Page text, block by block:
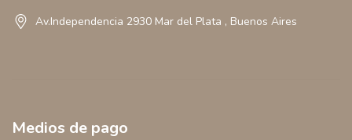
Av.Independencia 2930 Mar del Plata , Buenos Aires
Medios de pago